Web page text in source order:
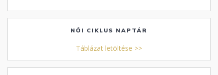
NŐI CIKLUS NAPTÁR
Táblázat letöltése >>